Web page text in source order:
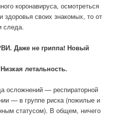
коронавируса, осмотреться
здоровья своих знакомых, то от
следа.
Даже не гриппа! Новый
летальность.
осложнений — респираторной
— в группе риска (пожилые и
статусом). В общем, ничего